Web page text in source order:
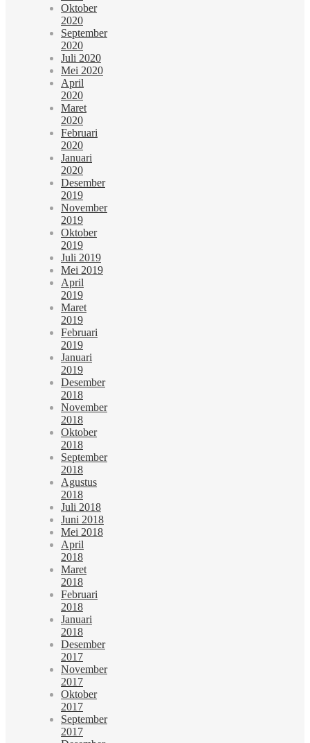
Oktober
2020
September
2020
Juli 2020
Mei 2020
April
2020
Maret
2020
Februari
2020
Januari
2020
Desember
2019
November
2019
Oktober
2019
Juli 2019
Mei 2019
April
2019
Maret
2019
Februari
2019
Januari
2019
Desember
2018
November
2018
Oktober
2018
September
2018
Agustus
2018
Juli 2018
Juni 2018
Mei 2018
April
2018
Maret
2018
Februari
2018
Januari
2018
Desember
2017
November
2017
Oktober
2017
September
2017